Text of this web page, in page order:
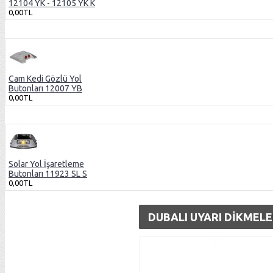
12104 YK - 12105 YK K
0,00TL
Cam Kedi Gözlü Yol
Butonları 12007 YB
0,00TL
Solar Yol İşaretleme
Butonları 11923 SL S
0,00TL
DUBALI UYARI